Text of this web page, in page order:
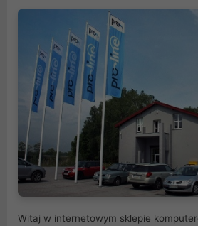
Witaj w internetowym sklepie